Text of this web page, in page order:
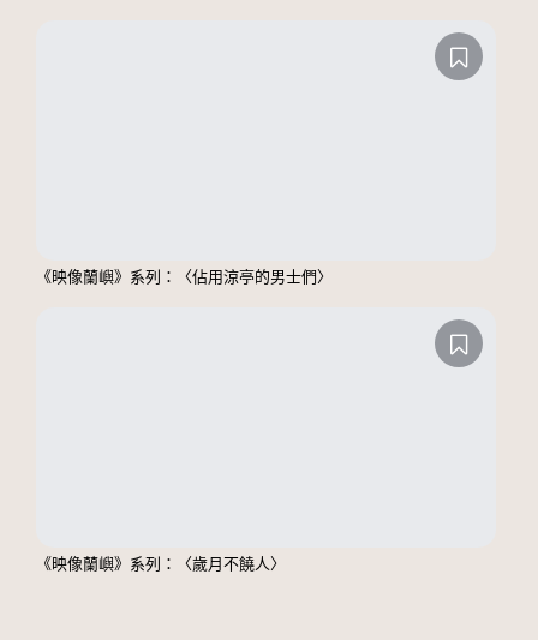
《映像蘭嶼》系列：〈佔用涼亭的男士們〉
《映像蘭嶼》系列：〈歲月不饒人〉